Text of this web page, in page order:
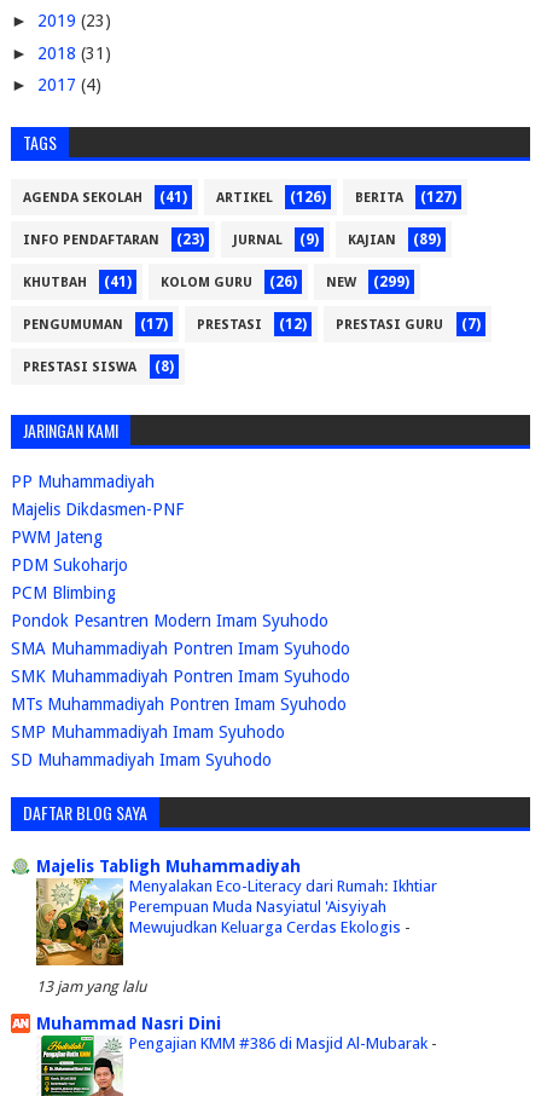
► 2019 (23)
► 2018 (31)
► 2017 (4)
TAGS
AGENDA SEKOLAH (41) ARTIKEL (126) BERITA (127)
INFO PENDAFTARAN (23) JURNAL (9) KAJIAN (89)
KHUTBAH (41) KOLOM GURU (26) NEW (299)
PENGUMUMAN (17) PRESTASI (12) PRESTASI GURU (7)
PRESTASI SISWA (8)
JARINGAN KAMI
PP Muhammadiyah
Majelis Dikdasmen-PNF
PWM Jateng
PDM Sukoharjo
PCM Blimbing
Pondok Pesantren Modern Imam Syuhodo
SMA Muhammadiyah Pontren Imam Syuhodo
SMK Muhammadiyah Pontren Imam Syuhodo
MTs Muhammadiyah Pontren Imam Syuhodo
SMP Muhammadiyah Imam Syuhodo
SD Muhammadiyah Imam Syuhodo
DAFTAR BLOG SAYA
Majelis Tabligh Muhammadiyah
Menyalakan Eco-Literacy dari Rumah: Ikhtiar
Perempuan Muda Nasyiatul 'Aisyiyah
Mewujudkan Keluarga Cerdas Ekologis -
13 jam yang lalu
Muhammad Nasri Dini
Pengajian KMM #386 di Masjid Al-Mubarak -